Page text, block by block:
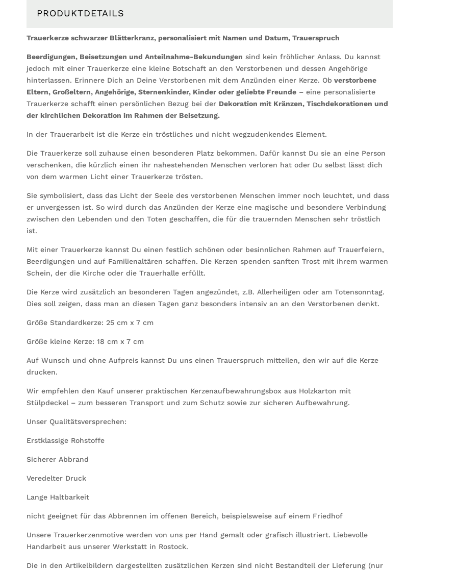
PRODUKTDETAILS
Trauerkerze schwarzer Blätterkranz, personalisiert mit Namen und Datum, Trauerspruch
Beerdigungen, Beisetzungen und Anteilnahme-Bekundungen sind kein fröhlicher Anlass. Du kannst
jedoch mit einer Trauerkerze eine kleine Botschaft an den Verstorbenen und dessen Angehörige
hinterlassen. Erinnere Dich an Deine Verstorbenen mit dem Anzünden einer Kerze. Ob verstorbene
Eltern, Großeltern, Angehörige, Sternenkinder, Kinder oder geliebte Freunde – eine personalisierte
Trauerkerze schafft einen persönlichen Bezug bei der Dekoration mit Kränzen, Tischdekorationen und
der kirchlichen Dekoration im Rahmen der Beisetzung.
In der Trauerarbeit ist die Kerze ein tröstliches und nicht wegzudenkendes Element.
Die Trauerkerze soll zuhause einen besonderen Platz bekommen. Dafür kannst Du sie an eine Person
verschenken, die kürzlich einen ihr nahestehenden Menschen verloren hat oder Du selbst lässt dich
von dem warmen Licht einer Trauerkerze trösten.
Sie symbolisiert, dass das Licht der Seele des verstorbenen Menschen immer noch leuchtet, und dass
er unvergessen ist. So wird durch das Anzünden der Kerze eine magische und besondere Verbindung
zwischen den Lebenden und den Toten geschaffen, die für die trauernden Menschen sehr tröstlich
ist.
Mit einer Trauerkerze kannst Du einen festlich schönen oder besinnlichen Rahmen auf Trauerfeiern,
Beerdigungen und auf Familienaltären schaffen. Die Kerzen spenden sanften Trost mit ihrem warmen
Schein, der die Kirche oder die Trauerhalle erfüllt.
Die Kerze wird zusätzlich an besonderen Tagen angezündet, z.B. Allerheiligen oder am Totensonntag.
Dies soll zeigen, dass man an diesen Tagen ganz besonders intensiv an an den Verstorbenen denkt.
Größe Standardkerze: 25 cm x 7 cm
Größe kleine Kerze: 18 cm x 7 cm
Auf Wunsch und ohne Aufpreis kannst Du uns einen Trauerspruch mitteilen, den wir auf die Kerze
drucken.
Wir empfehlen den Kauf unserer praktischen Kerzenaufbewahrungsbox aus Holzkarton mit
Stülpdeckel – zum besseren Transport und zum Schutz sowie zur sicheren Aufbewahrung.
Unser Qualitätsversprechen:
Erstklassige Rohstoffe
Sicherer Abbrand
Veredelter Druck
Lange Haltbarkeit
nicht geeignet für das Abbrennen im offenen Bereich, beispielsweise auf einem Friedhof
Unsere Trauerkerzenmotive werden von uns per Hand gemalt oder grafisch illustriert. Liebevolle
Handarbeit aus unserer Werkstatt in Rostock.
Die in den Artikelbildern dargestellten zusätzlichen Kerzen sind nicht Bestandteil der Lieferung (nur